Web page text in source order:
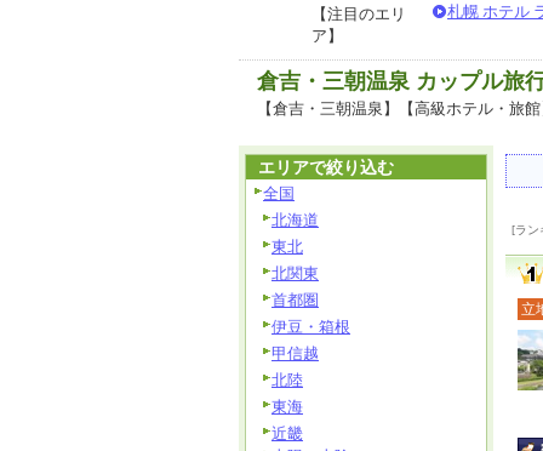
【注目のエリ
ア】
札幌 ホテル
倉吉・三朝温泉 カップル旅
【倉吉・三朝温泉】【高級ホテル・旅
[ラン
立
エリアで絞り込む
全国
北海道
東北
北関東
首都圏
伊豆・箱根
甲信越
北陸
東海
近畿